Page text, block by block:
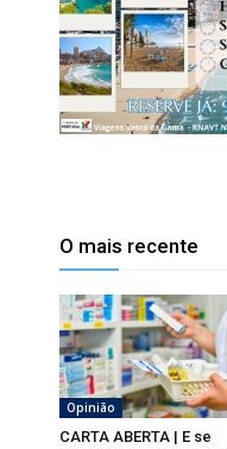
O mais recente
Opinião
CARTA ABERTA | E se